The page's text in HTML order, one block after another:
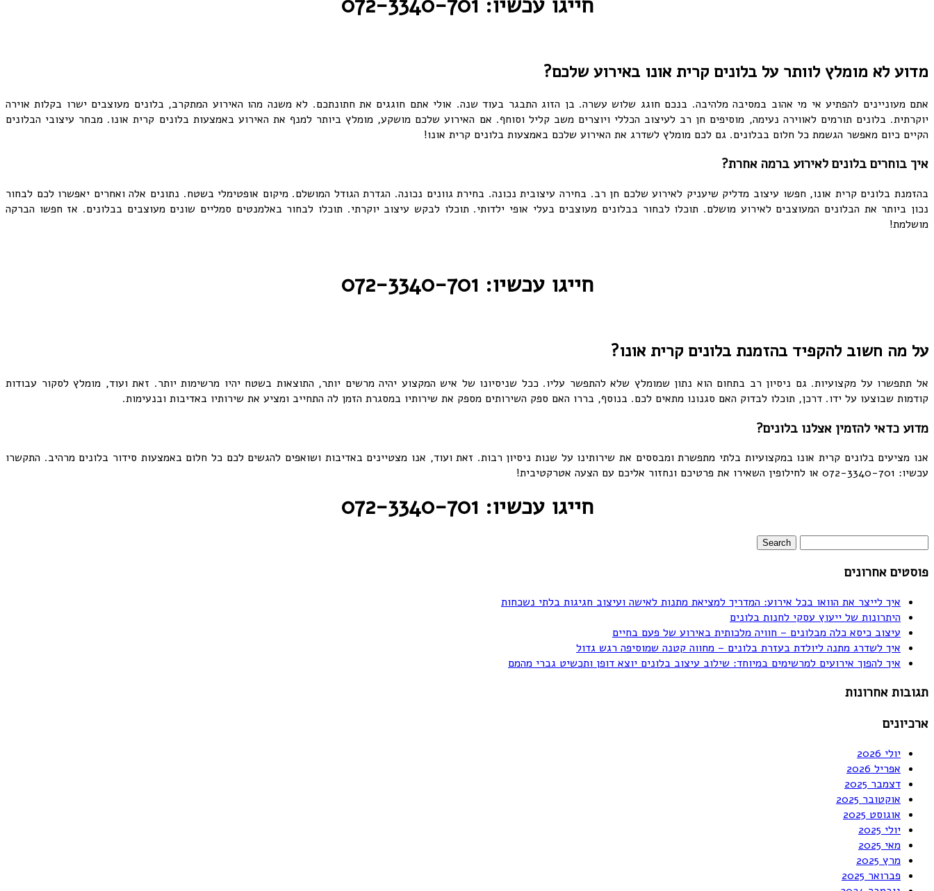
מדוע לא מומלץ לוותר על בלונים קרית אונו באירוע שלכם?
אתם מעוניינים להפתיע אי מי אהוב במסיבה מלהיבה. בנכם חוגג שלוש עשרה. בן הזוג התבגר בעוד שנה. אולי אתם חוגגים את חתונתכם. לא משנה מהו האירוע המתקרב, בלונים מעוצבים ישרו בקלות אוירה
יוקרתית. בלונים תורמים לאווירה נעימה, מוסיפים חן רב לעיצוב הכללי ויוצרים משב קליל וסוחף. אם האירוע שלכם מושקע, מומלץ ביותר למנף את האירוע באמצעות בלונים קרית אונו. מבחר עיצובי הבלונים
הקיים כיום מאפשר הגשמת כל חלום בבלונים. גם לכם מומלץ לשדרג את האירוע שלכם באמצעות בלונים קרית אונו!
איך בוחרים בלונים לאירוע ברמה אחרת?
בהזמנת בלונים קרית אונו, חפשו עיצוב מדליק שיעניק לאירוע שלכם חן רב. בחירה עיצובית נכונה. בחירת גוונים נכונה. הגדרת הגודל המושלם. מיקום אופטימלי בשטח. נתונים אלה ואחרים יאפשרו לכם לבחור
נכון ביותר את הבלונים המעוצבים לאירוע מושלם. תוכלו לבחור בבלונים מעוצבים בעלי אופי ילדותי. תוכלו לבקש עיצוב יוקרתי. תוכלו לבחור באלמנטים סמליים שונים מעוצבים בבלונים. אז חפשו הברקה
מושלמת!
חייגו עכשיו: 072-3340-701
על מה חשוב להקפיד בהזמנת בלונים קרית אונו?
אל תתפשרו על מקצועיות. גם ניסיון רב בתחום הוא נתון שמומלץ שלא להתפשר עליו. ככל שניסיונו של איש המקצוע יהיה מרשים יותר, התוצאות בשטח יהיו מרשימות יותר. זאת ועוד, מומלץ לסקור עבודות
קודמות שבוצעו על ידו. דרכן, תוכלו לבדוק האם סגנונו מתאים לכם. בנוסף, בררו האם ספק השירותים מספק את שירותיו במסגרת הזמן לה התחייב ומציע את שירותיו באדיבות ובנעימות.
מדוע כדאי להזמין אצלנו בלונים?
אנו מציעים בלונים קרית אונו במקצועיות בלתי מתפשרת ומבססים את שירותינו על שנות ניסיון רבות. זאת ועוד, אנו מצטיינים באדיבות ושואפים להגשים לכם כל חלום באמצעות סידור בלונים מרהיב. התקשרו
עכשיו: 072-3340-701 או לחילופין השאירו את פרטיכם ונחזור אליכם עם הצעה אטרקטיבית!
חייגו עכשיו: 072-3340-701
פוסטים אחרונים
איך לייצר את הוואו בכל אירוע: המדריך למציאת מתנות לאישה ועיצוב חגיגות בלתי נשכחות
היתרונות של ייעוץ עסקי לחנות בלונים
עיצוב כיסא כלה מבלונים – חוויה מלכותית באירוע של פעם בחיים
איך לשדרג מתנה ליולדת בעזרת בלונים – מחווה קטנה שמוסיפה רגש גדול
איך להפוך אירועים למרשימים במיוחד: שילוב עיצוב בלונים יוצא דופן ותכשיט גברי מהמם
תגובות אחרונות
ארכיונים
יולי 2026
אפריל 2026
דצמבר 2025
אוקטובר 2025
אוגוסט 2025
יולי 2025
מאי 2025
מרץ 2025
פברואר 2025